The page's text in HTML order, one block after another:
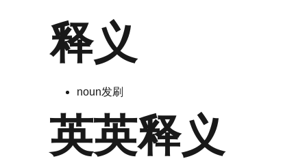
释义
noun发刷
英英释义